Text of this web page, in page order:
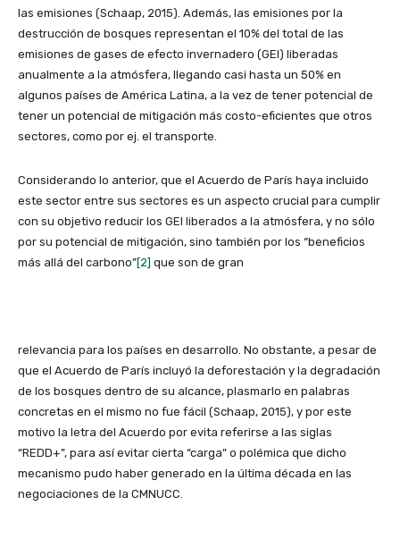
las emisiones (Schaap, 2015). Además, las emisiones por la
destrucción de bosques representan el 10% del total de las
emisiones de gases de efecto invernadero (GEI) liberadas
anualmente a la atmósfera, llegando casi hasta un 50% en
algunos países de América Latina, a la vez de tener potencial de
tener un potencial de mitigación más costo-eficientes que otros
sectores, como por ej. el transporte.
Considerando lo anterior, que el Acuerdo de París haya incluido
este sector entre sus sectores es un aspecto crucial para cumplir
con su objetivo reducir los GEI liberados a la atmósfera, y no sólo
por su potencial de mitigación, sino también por los “beneficios
más allá del carbono”[2] que son de gran
relevancia para los países en desarrollo. No obstante, a pesar de
que el Acuerdo de París incluyó la deforestación y la degradación
de los bosques dentro de su alcance, plasmarlo en palabras
concretas en el mismo no fue fácil (Schaap, 2015), y por este
motivo la letra del Acuerdo por evita referirse a las siglas
“REDD+”, para así evitar cierta “carga” o polémica que dicho
mecanismo pudo haber generado en la última década en las
negociaciones de la CMNUCC.